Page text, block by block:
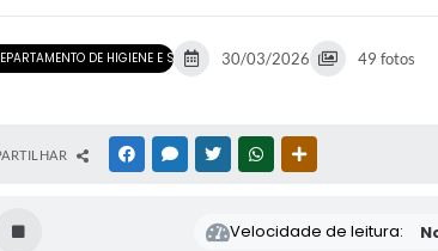
DE HIGIENE E SAÚDE 30/03/2026 49 fotos
FACEBOOKMESSENGER
TWITTERWHATSAPP
Velocidade de leitura: